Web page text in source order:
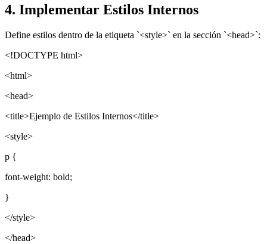
4. Implementar Estilos Internos
Define estilos dentro de la etiqueta `<style>` en la sección `<head>`:
<!DOCTYPE html>
<html>
<head>
<title>Ejemplo de Estilos Internos</title>
<style>
p {
font-weight: bold;
}
</style>
</head>